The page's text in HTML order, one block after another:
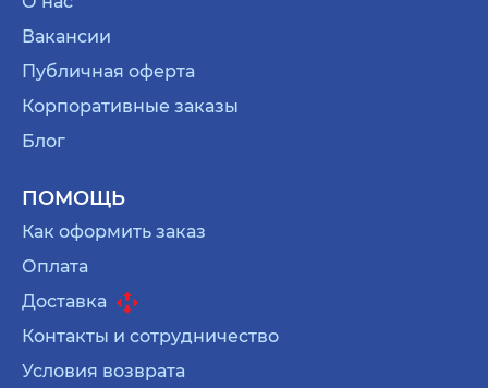
Вакансии
Публичная оферта
Корпоративные заказы
Блог
ПОМОЩЬ
Как оформить заказ
Оплата
Доставка
Контакты и сотрудничество
Условия возврата